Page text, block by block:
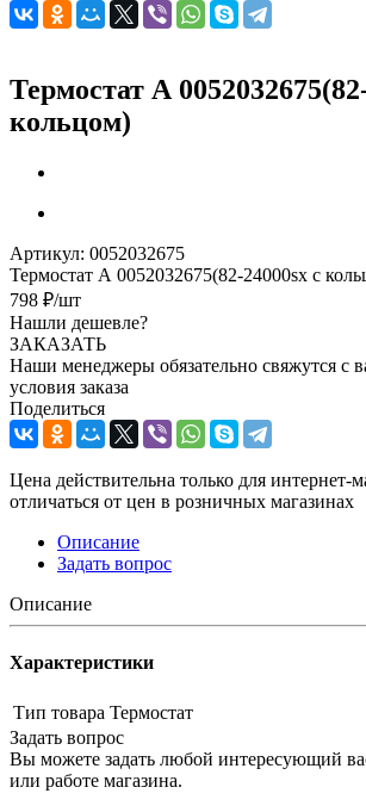
Термостат А
кольцом)
Артикул: 0052032675
Термостат А 0052032675(82-24000sx с
798 ₽/шт
Нашли дешевле?
ЗАКАЗАТЬ
Наши менеджеры обязательно свяжутся с
условия заказа
Поделиться
Цена действительна только для интернет-
отличаться от цен в розничных магазинах
Описание
Задать вопрос
Описание
Характеристики
Тип товара Термостат
Задать вопрос
Вы можете задать любой интересующий
или работе магазина.